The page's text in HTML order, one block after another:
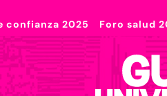
confianza 2025 Foro salud